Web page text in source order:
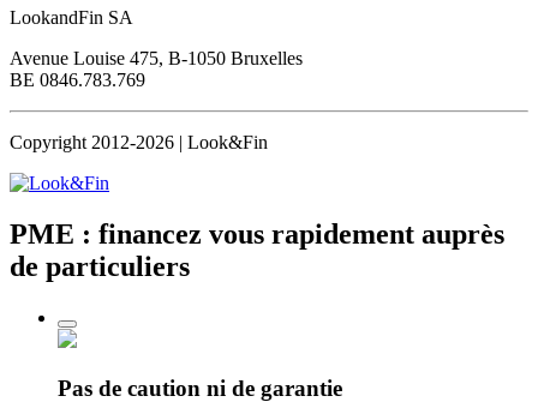
LookandFin SA
Avenue Louise 475, B-1050 Bruxelles
BE 0846.783.769
Copyright 2012-2026 | Look&Fin
PME : financez vous rapidement auprès
de particuliers
Pas de caution ni de garantie